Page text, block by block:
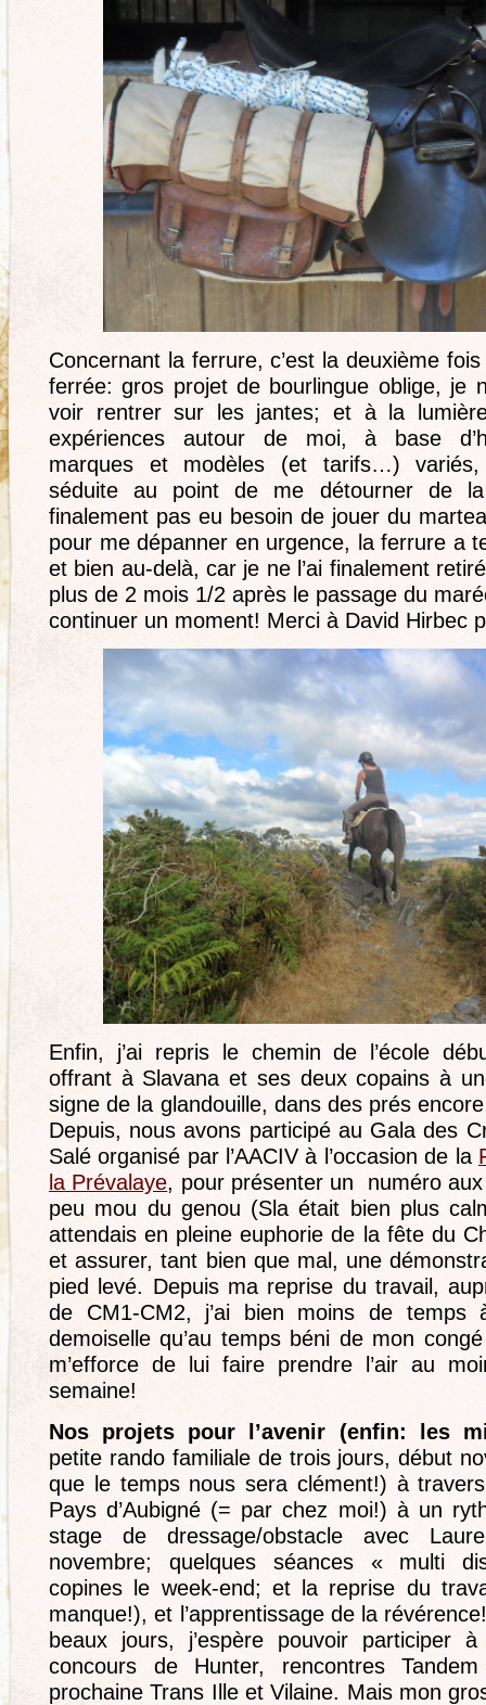
Concernant la ferrure, c’est la deuxième
ferrée: gros projet de bourlingue oblige, je
voir rentrer sur les jantes; et à la
expériences autour de moi, à base
marques et modèles (et tarifs…) variés,
séduite au point de me détourner de
finalement pas eu besoin de jouer du
pour me dépanner en urgence, la ferrure a
et bien au-delà, car je ne l’ai finalement
plus de 2 mois 1/2 après le passage du
continuer un moment! Merci à David Hirbec
Enfin, j’ai repris le chemin de l’école
offrant à Slavana et ses deux copains à
signe de la glandouille, dans des prés
Depuis, nous avons participé au Gala des
Salé organisé par l’AACIV à l’occasion de la
la Prévalaye, pour présenter un numéro
peu mou du genou (Sla était bien plus
attendais en pleine euphorie de la fête du
et assurer, tant bien que mal, une
pied levé. Depuis ma reprise du travail,
de CM1-CM2, j’ai bien moins de temps
demoiselle qu’au temps béni de mon
m’efforce de lui faire prendre l’air au
semaine!
Nos projets pour l’avenir (enfin: les
petite rando familiale de trois jours, début
que le temps nous sera clément!) à
Pays d’Aubigné (= par chez moi!) à un
stage de dressage/obstacle avec
novembre; quelques séances « multi
copines le week-end; et la reprise du
manque!), et l’apprentissage de la
beaux jours, j’espère pouvoir participer
concours de Hunter, rencontres
prochaine Trans Ille et Vilaine. Mais mon